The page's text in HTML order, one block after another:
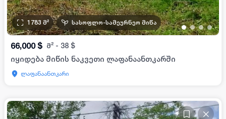
••••
1783 მ² სასოფლო-სამეურნეო მიწა
66,000 $ მ² - 38 $
იყიდება მიწის ნაკვეთი ლაფანაანთკარში
ლაფანაანთკარი